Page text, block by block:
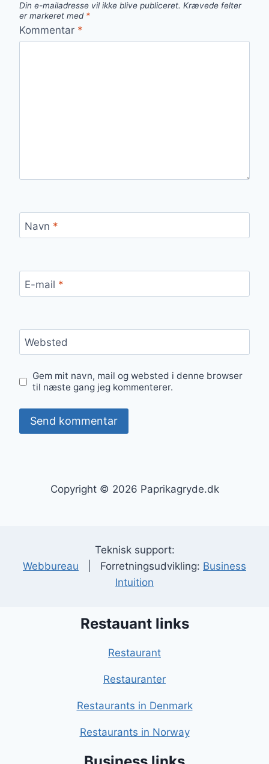
Din e-mailadresse vil ikke blive publiceret. Krævede felter
er markeret med *
Kommentar *
Navn *
E-mail *
Websted
Gem mit navn, mail og websted i denne browser
til næste gang jeg kommenterer.
Copyright © 2026 Paprikagryde.dk
Teknisk support:
Webbureau | Forretningsudvikling: Business
Intuition
Restauant links
Restaurant
Restauranter
Restaurants in Denmark
Restaurants in Norway